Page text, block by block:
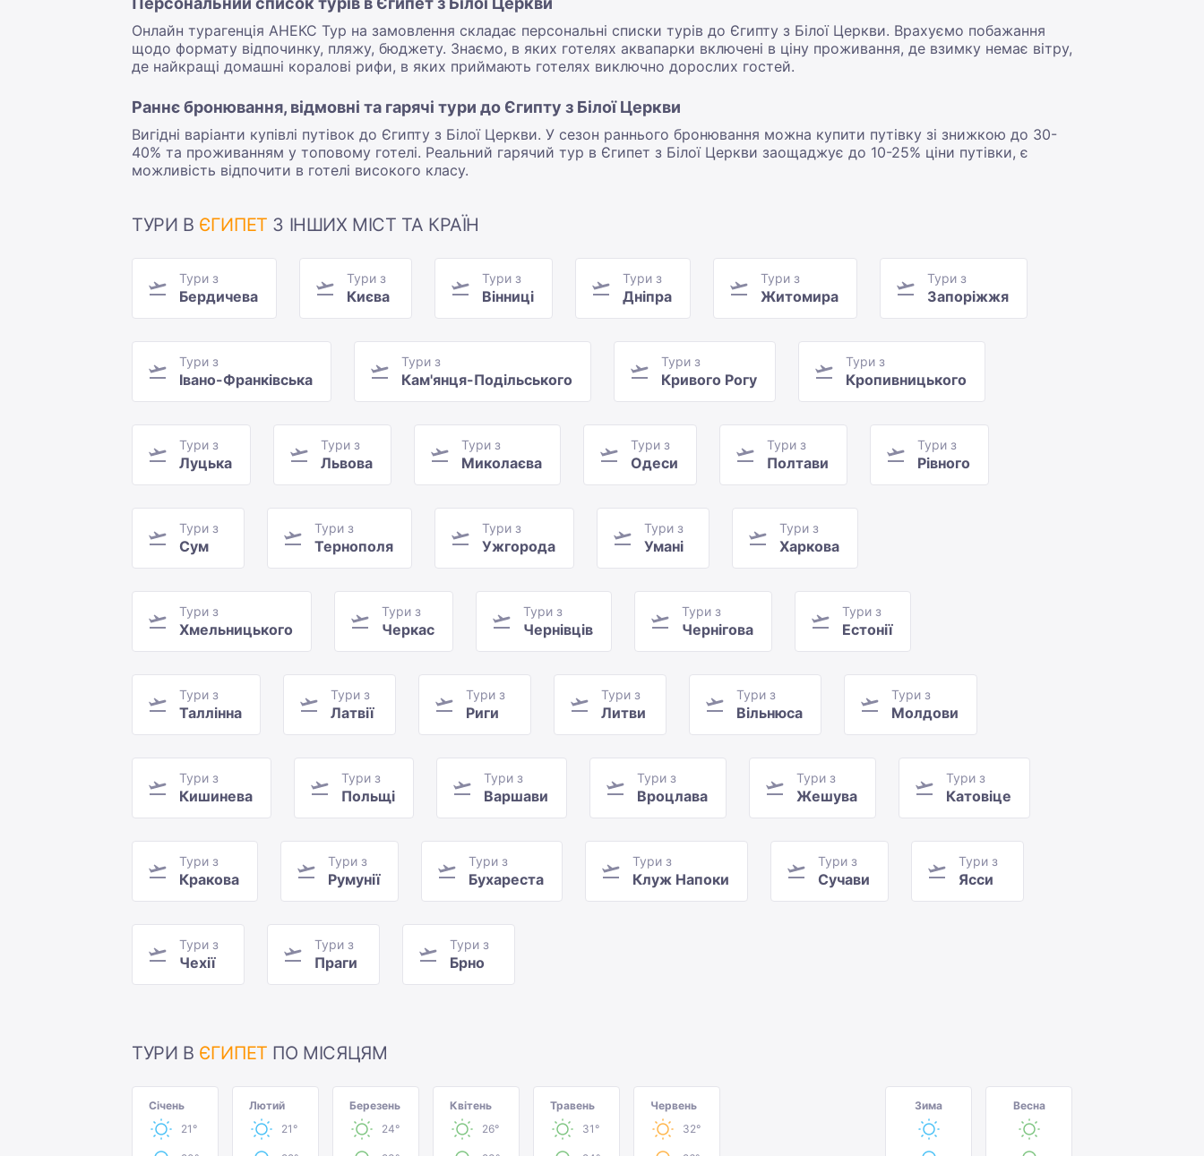
Онлайн турагенція АНЕКС Тур на замовлення складає персональні списки турів до Єгипту з Білої Церкви. Врахуємо побажання
щодо формату відпочинку, пляжу, бюджету. Знаємо, в яких готелях аквапарки включені в ціну проживання, де взимку немає вітру,
де найкращі домашні коралові рифи, в яких приймають готелях виключно дорослих гостей.
Раннє бронювання, відмовні та гарячі тури до Єгипту з Білої Церкви
Вигідні варіанти купівлі путівок до Єгипту з Білої Церкви. У сезон раннього бронювання можна купити путівку зі знижкою до 30-
40% та проживанням у топовому готелі. Реальний гарячий тур в Єгипет з Білої Церкви заощаджує до 10-25% ціни путівки, є
можливість відпочити в готелі високого класу.
ТУРИ В ЄГИПЕТ З ІНШИХ МІСТ ТА КРАЇН
Тури з
Бердичева
Тури з
Києва
Тури з
Вінниці
Тури з
Дніпра
Тури з
Житомира
Тури з
Запоріжжя
Тури з
Івано-Франківська
Тури з
Кам'янця-Подільського
Тури з
Кривого Рогу
Тури з
Кропивницького
Тури з
Луцька
Тури з
Львова
Тури з
Миколаєва
Тури з
Одеси
Тури з
Полтави
Тури з
Рівного
Тури з
Сум
Тури з
Тернополя
Тури з
Ужгорода
Тури з
Умані
Тури з
Харкова
Тури з
Хмельницького
Тури з
Черкас
Тури з
Чернівців
Тури з
Чернігова
Тури з
Естонії
Тури з
Таллінна
Тури з
Латвії
Тури з
Риги
Тури з
Литви
Тури з
Вільнюса
Тури з
Молдови
Тури з
Кишинева
Тури з
Польщі
Тури з
Варшави
Тури з
Вроцлава
Тури з
Жешува
Тури з
Катовіце
Тури з
Кракова
Тури з
Румунії
Тури з
Бухареста
Тури з
Клуж Напоки
Тури з
Сучави
Тури з
Ясси
Тури з
Чехії
Тури з
Праги
Тури з
Брно
ТУРИ В ЄГИПЕТ ПО МІСЯЦЯМ
Січень
21°
Лютий
21°
Березень
24°
Квітень
26°
Травень
31°
Червень
32°
Зима Весна